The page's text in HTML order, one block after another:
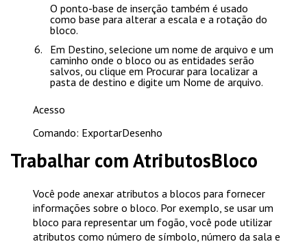
O ponto-base de inserção também é usado
como base para alterar a escala e a rotação do
bloco.
Em Destino , selecione um nome de arquivo e um
caminho onde o bloco ou as entidades serão
salvos, ou clique em Procurar para localizar a
pasta de destino e digite um Nome de arquivo.
Acesso
Comando: ExportarDesenho
Trabalhar com AtributosBloco
Você pode anexar atributos a blocos para fornecer
informações sobre o bloco. Por exemplo, se usar um
bloco para representar um fogão, você pode utilizar
atributos como número de símbolo, número da sala e